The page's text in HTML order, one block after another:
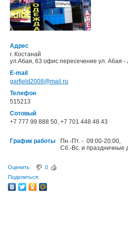
Адрес
г. Костанай
ул.Абая, 63 офис пересечение ул. Абая -
E-mail
garfield2008@mail.ru
Телефон
515213
Сотовый
+7 777 99 888 50, +7 701 448 48 43
График работы
Пн.-Пт. - 09:00-20:00,
Сб.-Вс. и праздничные
Оценить
0
Поделиться: